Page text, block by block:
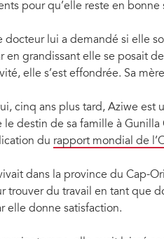
pour qu’elle reste en bonne
docteur lui a demandé si elle
en grandissant elle se posait
elle s’est effondrée. Sa
cinq ans plus tard, Aziwe
le destin de sa famille à Gunilla
du rapport mondial de
dans la province du Cap-
trouver du travail en tant que
elle donne satisfaction.